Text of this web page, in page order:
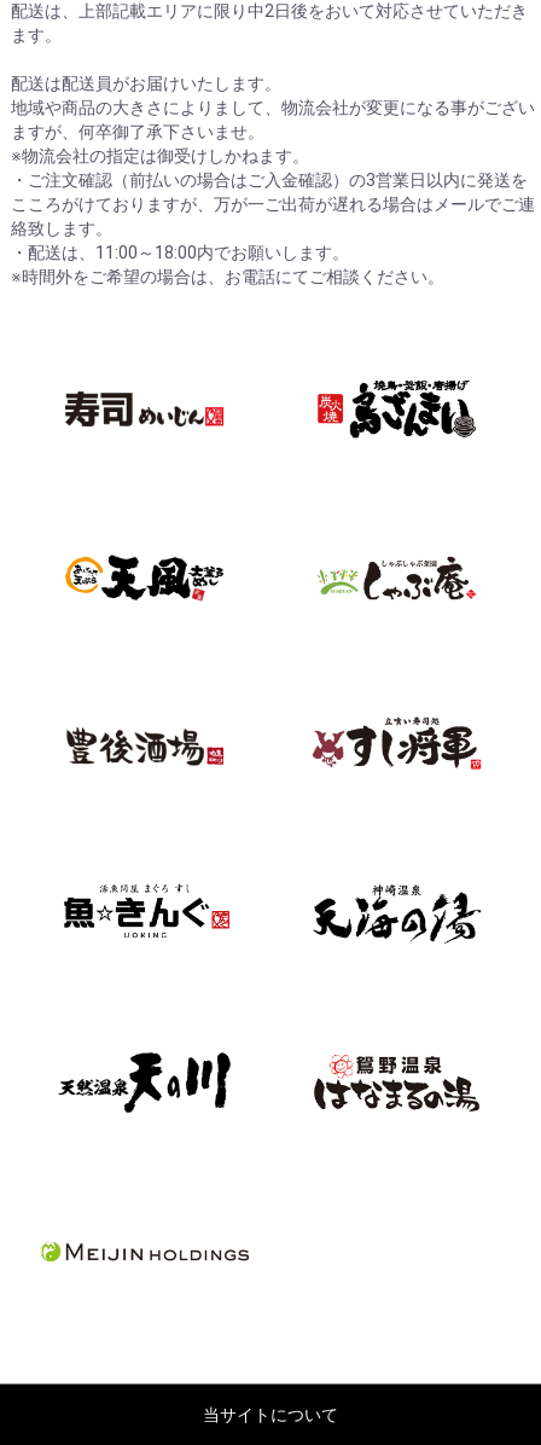
配送は、上部記載エリアに限り中2日後をおいて対応させていただき
ます。
配送は配送員がお届けいたします。
地域や商品の大きさによりまして、物流会社が変更になる事がござい
ますが、何卒御了承下さいませ。
※物流会社の指定は御受けしかねます。
・ご注文確認（前払いの場合はご入金確認）の3営業日以内に発送を
こころがけておりますが、万が一ご出荷が遅れる場合はメールでご連
絡致します。
・配送は、11:00～18:00内でお願いします。
※時間外をご希望の場合は、お電話にてご相談ください。
当サイトについて